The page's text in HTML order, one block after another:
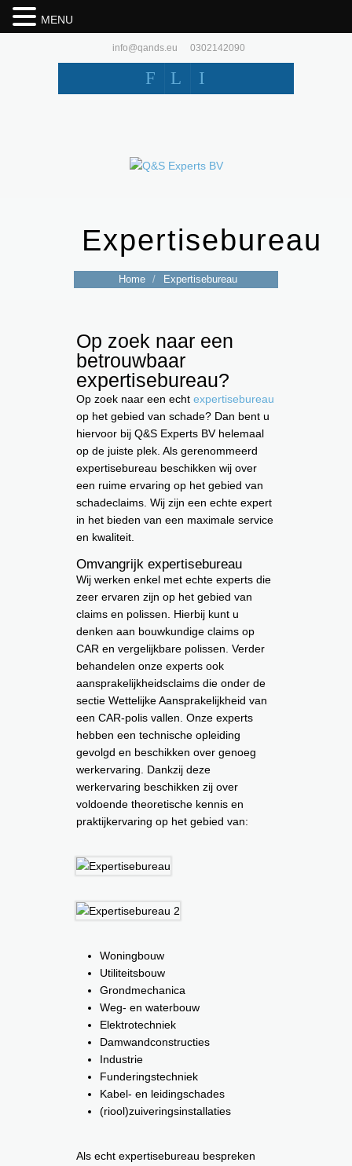
info@qands.eu 0302142090
F L I
Expertisebureau
Home / Expertisebureau
Op zoek naar een
betrouwbaar
expertisebureau?
Op zoek naar een echt expertisebureau
op het gebied van schade? Dan bent u
hiervoor bij Q&S Experts BV helemaal
op de juiste plek. Als gerenommeerd
expertisebureau beschikken wij over
een ruime ervaring op het gebied van
schadeclaims. Wij zijn een echte expert
in het bieden van een maximale service
en kwaliteit.
Omvangrijk expertisebureau
Wij werken enkel met echte experts die
zeer ervaren zijn op het gebied van
claims en polissen. Hierbij kunt u
denken aan bouwkundige claims op
CAR en vergelijkbare polissen. Verder
behandelen onze experts ook
aansprakelijkheidsclaims die onder de
sectie Wettelijke Aansprakelijkheid van
een CAR-polis vallen. Onze experts
hebben een technische opleiding
gevolgd en beschikken over genoeg
werkervaring. Dankzij deze
werkervaring beschikken zij over
voldoende theoretische kennis en
praktijkervaring op het gebied van:
Woningbouw
Utiliteitsbouw
Grondmechanica
Weg- en waterbouw
Elektrotechniek
Damwandconstructies
Industrie
Funderingstechniek
Kabel- en leidingschades
(riool)zuiveringsinstallaties
Als echt expertisebureau bespreken
MENU